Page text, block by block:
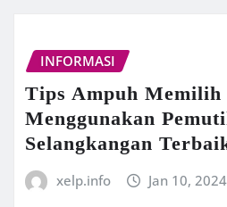
INFORMASI
Tips Ampuh Memilih
Menggunakan
Selangkangan
xelp.info Jan 10, 2024